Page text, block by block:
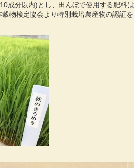
成分以内)とし、田んぼで使用する肥料は
物検定協会より特別栽培農産物の認証を